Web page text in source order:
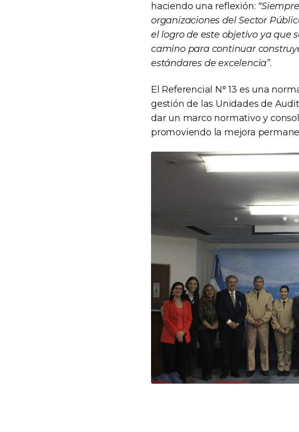
haciendo una reflexión:
organizaciones del Sector
el logro de este objetivo ya que
camino para continuar
estándares de excelencia”.
El Referencial N° 13 es una
gestión de las Unidades de
dar un marco normativo y
promoviendo la mejora